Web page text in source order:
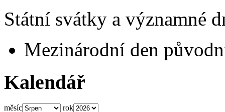
Státní svátky a významné
Mezinárodní den
Kalendář
měsíc rok